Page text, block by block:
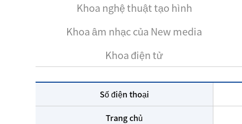
Khoa nghệ thuật tạo hình
Khoa âm nhạc của New media
Khoa điện tử
Số điện thoại
Trang chủ